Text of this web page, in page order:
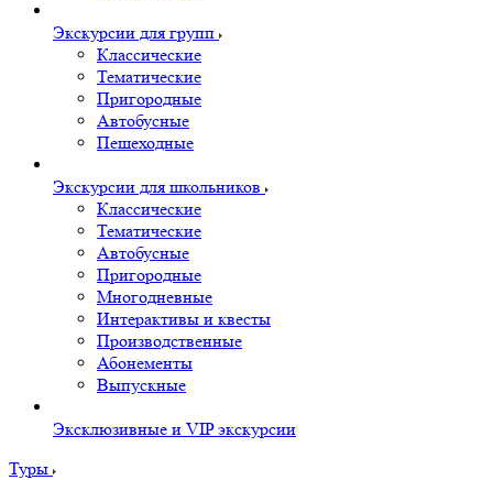
Экскурсии для групп
Классические
Тематические
Пригородные
Автобусные
Пешеходные
Экскурсии для школьников
Классические
Тематические
Автобусные
Пригородные
Многодневные
Интерактивы и квесты
Производственные
Абонементы
Выпускные
Эксклюзивные и VIP экскурсии
Туры